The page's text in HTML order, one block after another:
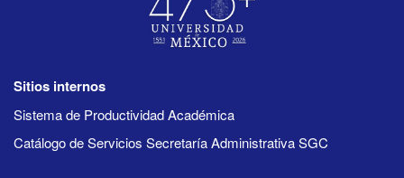
Sitios internos
Sistema de Productividad Académica
Catálogo de Servicios Secretaría Administrativa SGC